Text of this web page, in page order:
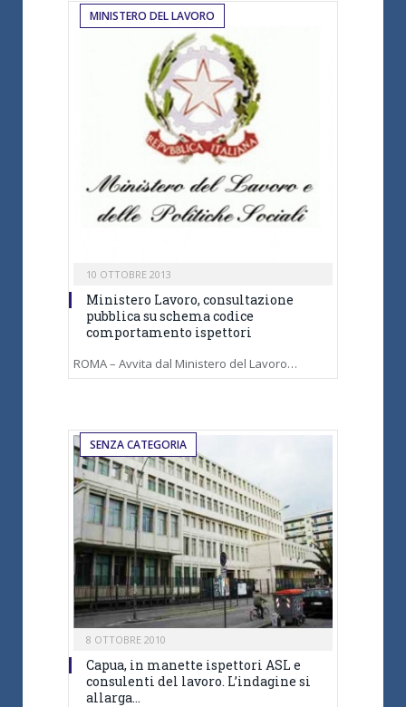
MINISTERO DEL LAVORO
10 OTTOBRE 2013
Ministero Lavoro, consultazione
pubblica su schema codice
comportamento ispettori
ROMA – Avvita dal Ministero del Lavoro…
SENZA CATEGORIA
8 OTTOBRE 2010
Capua, in manette ispettori ASL e
consulenti del lavoro. L’indagine si
allarga…